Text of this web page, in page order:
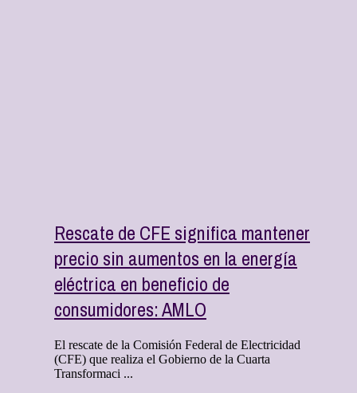
Rescate de CFE significa mantener
precio sin aumentos en la energía
eléctrica en beneficio de
consumidores: AMLO
El rescate de la Comisión Federal de Electricidad
(CFE) que realiza el Gobierno de la Cuarta
Transformaci ...